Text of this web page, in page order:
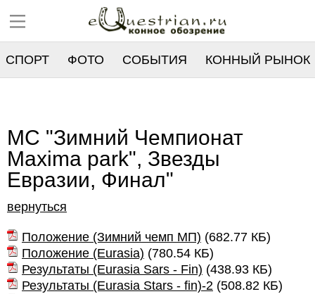
СПОРТ ФОТО СОБЫТИЯ КОННЫЙ РЫНОК
МС "Зимний Чемпионат
Маxima park", Звезды
Евразии, Финал"
вернуться
Положение (Зимний чемп МП) (682.77 КБ)
Положение (Eurasia) (780.54 КБ)
Результаты (Eurasia Sars - Fin) (438.93 КБ)
Результаты (Eurasia Stars - fin)-2 (508.82 КБ)